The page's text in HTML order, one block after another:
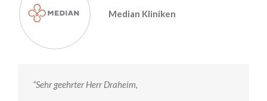
Median Kliniken
“Sehr geehrter Herr Draheim,